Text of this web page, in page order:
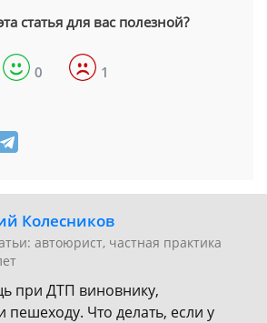
статья для вас полезной?
0 1
Колесников
автоюрист, частная практика
при ДТП виновнику,
Что делать, если у